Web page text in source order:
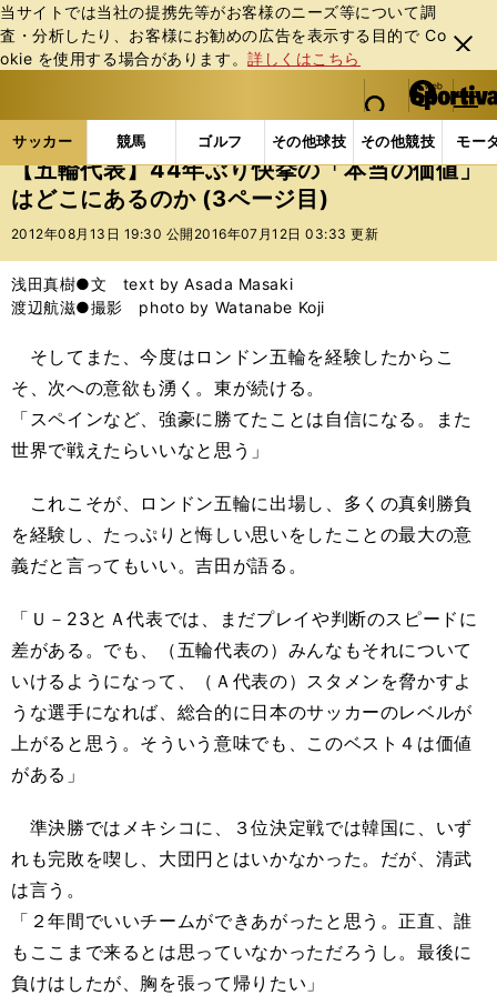
当サイトでは当社の提携先等がお客様のニーズ等について調
査・分析したり、お客様にお勧めの広告を表⽰する⽬的で Co
okie を使⽤する場合があります。詳しくはこちら
閉じ
る
web Sportiva (webスポルティーバ)
検索
マイペ
ー
ジ
メニュ
サッカー 競馬 ゴルフ その他球技 その他競技 モー
ス
ポ
ル
バ
サッカーの記事一覧 サッカー代表 日本代表 【
【五輪代表】44年ぶり快挙の「本当の価値」
はどこにあるのか (3ページ目)
2012年08月13日 19:30 公開 2016年07月12日 03:33 更新
浅田真樹●文 text by Asada Masaki
渡辺航滋●撮影 photo by Watanabe Koji
そしてまた、今度はロンドン五輪を経験したからこ
そ、次への意欲も湧く。東が続ける。
「スペインなど、強豪に勝てたことは自信になる。また
世界で戦えたらいいなと思う」
これこそが、ロンドン五輪に出場し、多くの真剣勝負
を経験し、たっぷりと悔しい思いをしたことの最大の意
義だと言ってもいい。吉田が語る。
「Ｕ－23とＡ代表では、まだプレイや判断のスピードに
差がある。でも、（五輪代表の）みんなもそれについて
いけるようになって、（Ａ代表の）スタメンを脅かすよ
うな選手になれば、総合的に日本のサッカーのレベルが
上がると思う。そういう意味でも、このベスト４は価値
がある」
準決勝ではメキシコに、３位決定戦では韓国に、いず
れも完敗を喫し、大団円とはいかなかった。だが、清武
は言う。
「２年間でいいチームができあがったと思う。正直、誰
もここまで来るとは思っていなかっただろうし。最後に
負けはしたが、胸を張って帰りたい」